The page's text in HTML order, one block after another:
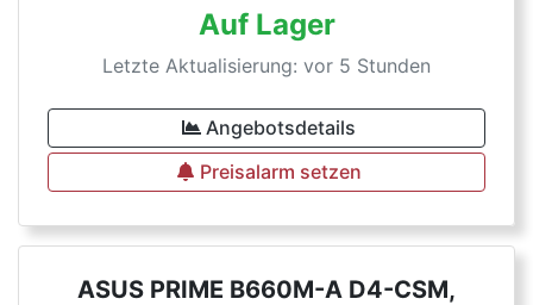
Auf Lager
Letzte Aktualisierung: vor 5 Stunden
Angebotsdetails
Preisalarm setzen
ASUS PRIME B660M-A D4-CSM,